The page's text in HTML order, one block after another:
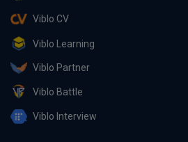
Viblo CV
Viblo Learning
Viblo Partner
Viblo Battle
Viblo Interview